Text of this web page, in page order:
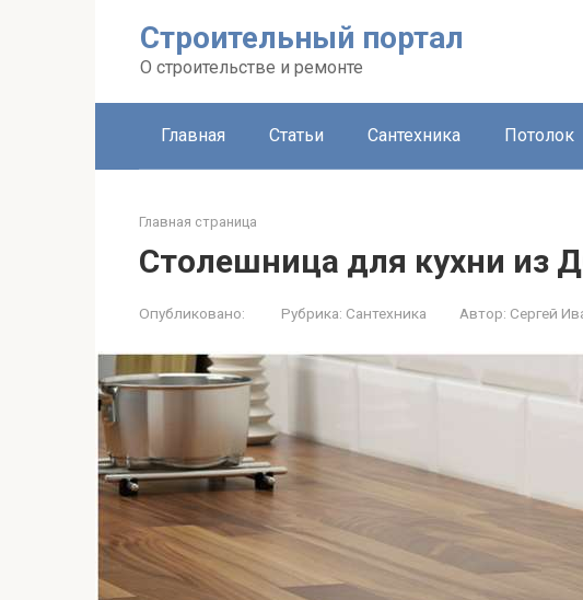
Строительный портал
О строительстве и ремонте
Главная Статьи Сантехника Потолок
Главная страница
Столешница для кухни из
Опубликовано: Рубрика: Сантехника Автор: Сергей